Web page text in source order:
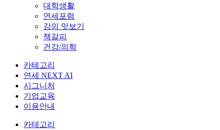
대학생활
연세포럼
강의 맛보기
책갈피
건강/의학
카테고리
연세 NEXT AI
시그니처
기업교육
이용안내
카테고리